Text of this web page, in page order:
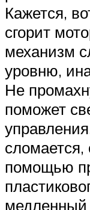
Кажется,
сгорит
механизм
уровню,
Не
поможет
сломается,
помощью
медленный